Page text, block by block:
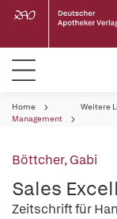
Home Weitere
Management
Böttcher, Gabi
Sales
Zeitschrift für